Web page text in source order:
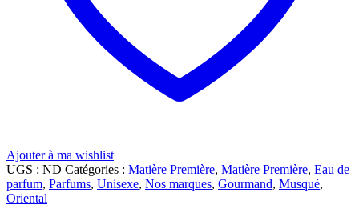
Ajouter à ma wishlist
UGS : ND Catégories : Matière Première, Matière Première, Eau de
parfum, Parfums, Unisexe, Nos marques, Gourmand, Musqué,
Oriental